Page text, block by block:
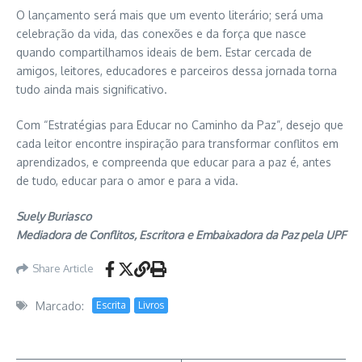
O lançamento será mais que um evento literário; será uma
celebração da vida, das conexões e da força que nasce
quando compartilhamos ideais de bem. Estar cercada de
amigos, leitores, educadores e parceiros dessa jornada torna
tudo ainda mais significativo.
Com “Estratégias para Educar no Caminho da Paz”, desejo que
cada leitor encontre inspiração para transformar conflitos em
aprendizados, e compreenda que educar para a paz é, antes
de tudo, educar para o amor e para a vida.
Suely Buriasco
Mediadora de Conflitos, Escritora e Embaixadora da Paz pela UPF
Share Article
Marcado: Escrita Livros